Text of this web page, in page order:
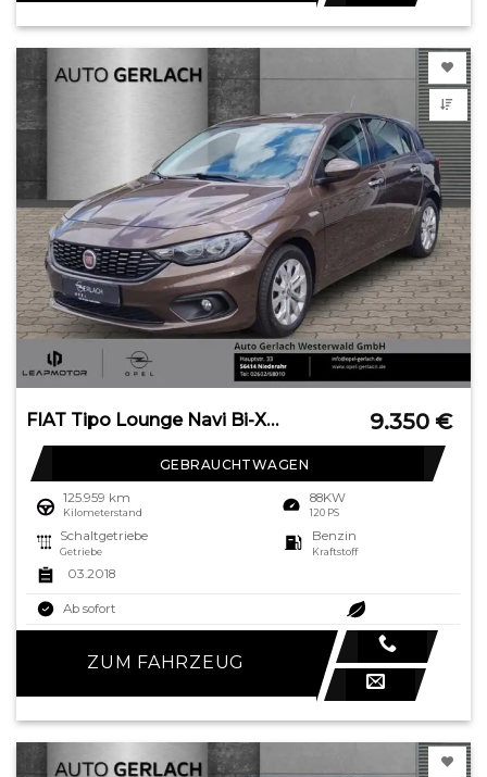
FIAT Tipo Lounge Navi Bi-Xenon Dyn. Kurvenlicht Apple 9.350 €
GEBRAUCHTWAGEN
125.959 km
Kilometerstand
88KW
120 PS
Schaltgetriebe
Getriebe
Benzin
Kraftstoff
03.2018
Ab sofort
ZUM FAHRZEUG